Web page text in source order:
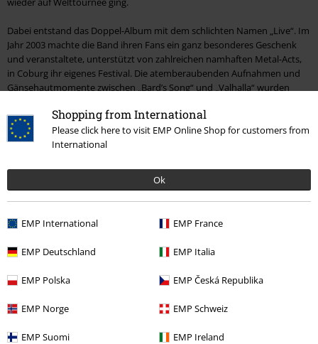
Shopping from International
Please click here to visit EMP Online Shop for customers from
International
Ok
EMP International EMP France
EMP Deutschland EMP Italia
EMP Polska EMP Česká Republika
EMP Norge EMP Schweiz
EMP Suomi EMP Ireland
Dabei entstand das Doppel-Album mit dem schlichten Namen „Live“. Im
Jahr 2003 machte die Band ihren Fans ein ganz besonderes Geschenk
und veranstaltete, unterstützt von zahlreichen namhaften Metal-Acts,
in Coburg ihr eigenes Festival. Die atemberaubenden Aufnahmen und
Gänsehautmomente zwischen „Bard’s Song“ und „Valhalla“ wurden
verewigt.
Auf den großen Erfolg folgte der Schock, als Thomen Stauch die Band
folgte ihm an den Drums. Gemeinsam wechselte die neue Konstellation
zu Nuclear Blast und veröffentliche 2006 das proggiger klingende „A
Twist in the Myth“ sowie „At the Edge of Time“ von 2010, das erstmal
Geschichten aus „A Song of Ice and Fire“ von „Game of Thrones“-
Schöpfer George R.R. Martin aufgriff.
2012 ließ die Band ihre Schaffensgeschichte mit dem Best-Of-Doppler
„Memories of a Time to Come“ Revue passieren. Mit „
Mirror“ von 2015, das sie 2016 auch auf dem Wacken Open Air
präsentierten, erzählt Hansi Kürsch sein auf „Imgaginations“
begonnenes Märchen zu Ende, Blind Guardian war, ist und bleibt Kult –
das Beste, was der epische deutsche Metal zu bieten hat.